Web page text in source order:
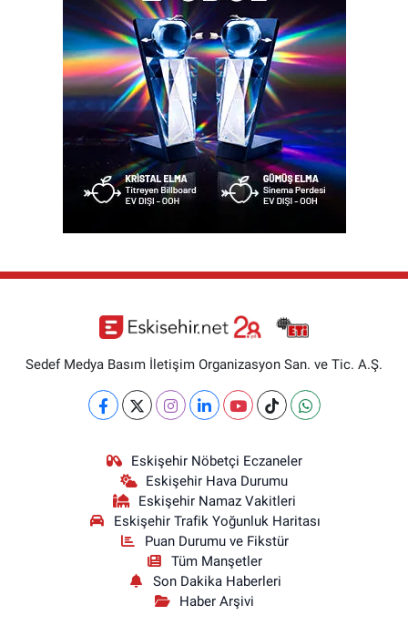
Sedef Medya Basım İletişim Organizasyon San. ve Tic. A.Ş.
Eskişehir Nöbetçi Eczaneler
Eskişehir Hava Durumu
Eskişehir Namaz Vakitleri
Eskişehir Trafik Yoğunluk Haritası
Puan Durumu ve Fikstür
Tüm Manşetler
Son Dakika Haberleri
Haber Arşivi